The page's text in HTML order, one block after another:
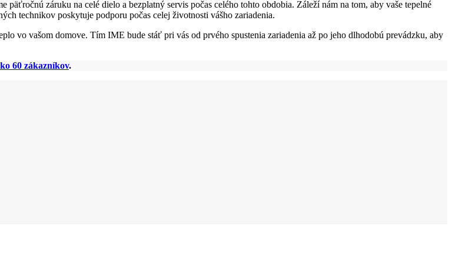
záruku na celé dielo a bezplatný servis počas celého tohto obdobia. Záleží nám na tom, aby vaše tepelné
technikov poskytuje podporu počas celej životnosti vášho zariadenia.
vo vašom domove. Tím IME bude stáť pri vás od prvého spustenia zariadenia až po jeho dlhodobú prevádzku, aby
60 zákazníkov.